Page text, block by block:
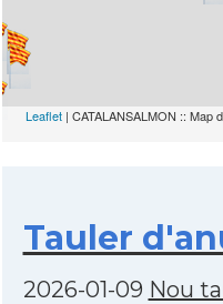
Leaflet | CATALANSALMON :: Map
Tauler
2026-01-09 Nou